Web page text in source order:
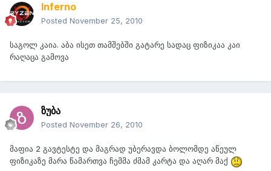
Inferno
Posted November 25, 2010
საგოლ კაია. აბა ისეთ თამშებში გატარე სადაც ფიზიკაა კაი
რაღაცა გამოვა
ზუბა
Posted November 26, 2010
მაფია 2 გავტესტე და მაგრად უბერავდა ბოლომდე აწეულ
ფიზიკაზე მარა წამართვა ჩემმა ძმამ კარტა და აღარ მაქ